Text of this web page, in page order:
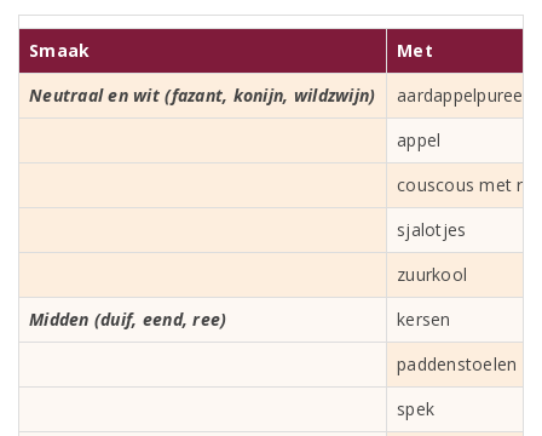
Smaak
Met
Neutraal en wit (fazant, konijn, wildzwijn)
aardappelpuree
appel
couscous met
sjalotjes
zuurkool
Midden (duif, eend, ree)
kersen
paddenstoelen
spek